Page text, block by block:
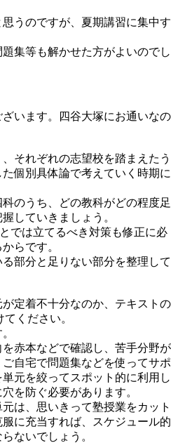
うのですが、夏期講習に集中す
集等も解かせた方がよいのでし
います。四谷大塚にお通いなの
それぞれの志望校を踏まえたう
個別具体論で考えていく時期に
のうち、どの教科がどの程度足
していきましょう。
では立てるべき対策も修正に必
らです。
部分と足りない部分を整理して
定着不十分なのか、テキストの
ください。
赤本などで確認し、苦手分野が
自宅で問題集などを使ってサポ
元を絞ってスポット的に利用し
を防ぐ必要があります。
は、思いきって塾授業をカット
に充当すれば、スケジュール的
ないでしょう。